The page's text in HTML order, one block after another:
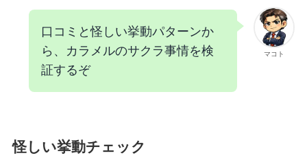
マコト
口コミと怪しい挙動パターンか
ら、カラメルのサクラ事情を検
証するぞ
怪しい挙動チェック